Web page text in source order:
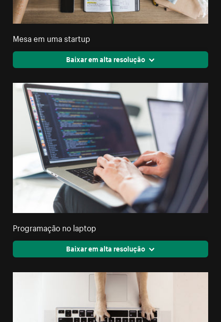
Mesa em uma startup
Baixar em alta resolução
Programação no laptop
Baixar em alta resolução